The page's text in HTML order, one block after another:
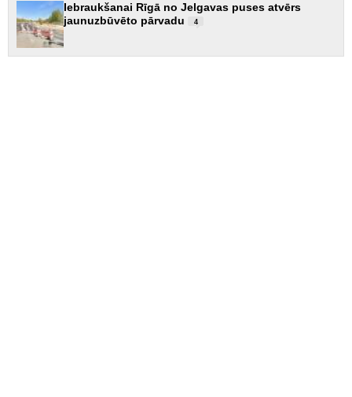
Iebraukšanai Rīgā no Jelgavas puses atvērs
jaunuzbūvēto pārvadu
4